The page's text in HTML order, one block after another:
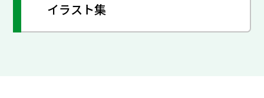
イラスト集